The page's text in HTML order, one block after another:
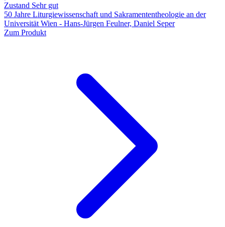
Zustand Sehr gut
50 Jahre Liturgiewissenschaft und Sakramententheologie an der
Universität Wien - Hans-Jürgen Feulner, Daniel Seper
Zum Produkt